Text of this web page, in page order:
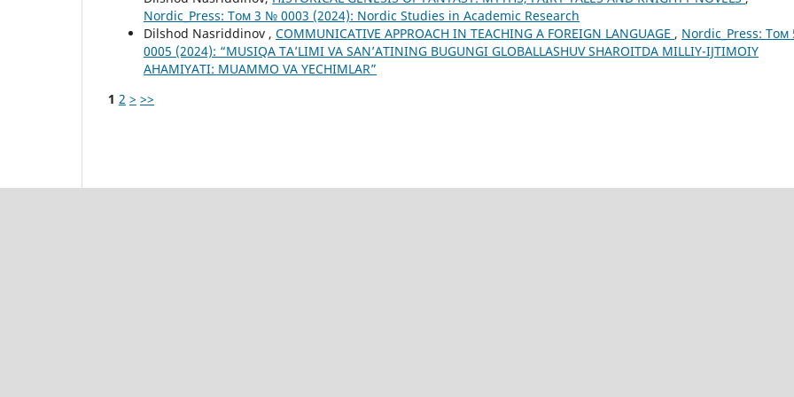
Nordic_Press: Том 3 № 0003 (2024): Nordic Studies in Academic Research
Dilshod Nasriddinov , COMMUNICATIVE APPROACH IN TEACHING A FOREIGN LANGUAGE , Nordic_Press:
0005 (2024): “MUSIQA TA’LIMI VA SAN’ATINING BUGUNGI GLOBALLASHUV SHAROITDA MILLIY-IJTIMOIY
AHAMIYATI: MUAMMO VA YECHIMLAR”
1 2 > >>